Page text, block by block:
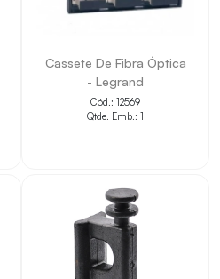
Cassete De Fibra Óptica
- Legrand
Cód.: 12569
Qtde. Emb.: 1